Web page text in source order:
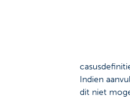
Indien
dit niet